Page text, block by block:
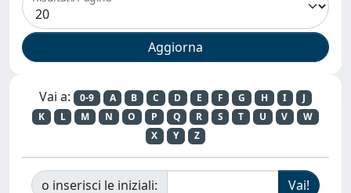
Vai a: 0-9 A B C D E F G H I
J
K
L M N O P Q R S T U V
W
X
Y Z
o inserisci le iniziali: